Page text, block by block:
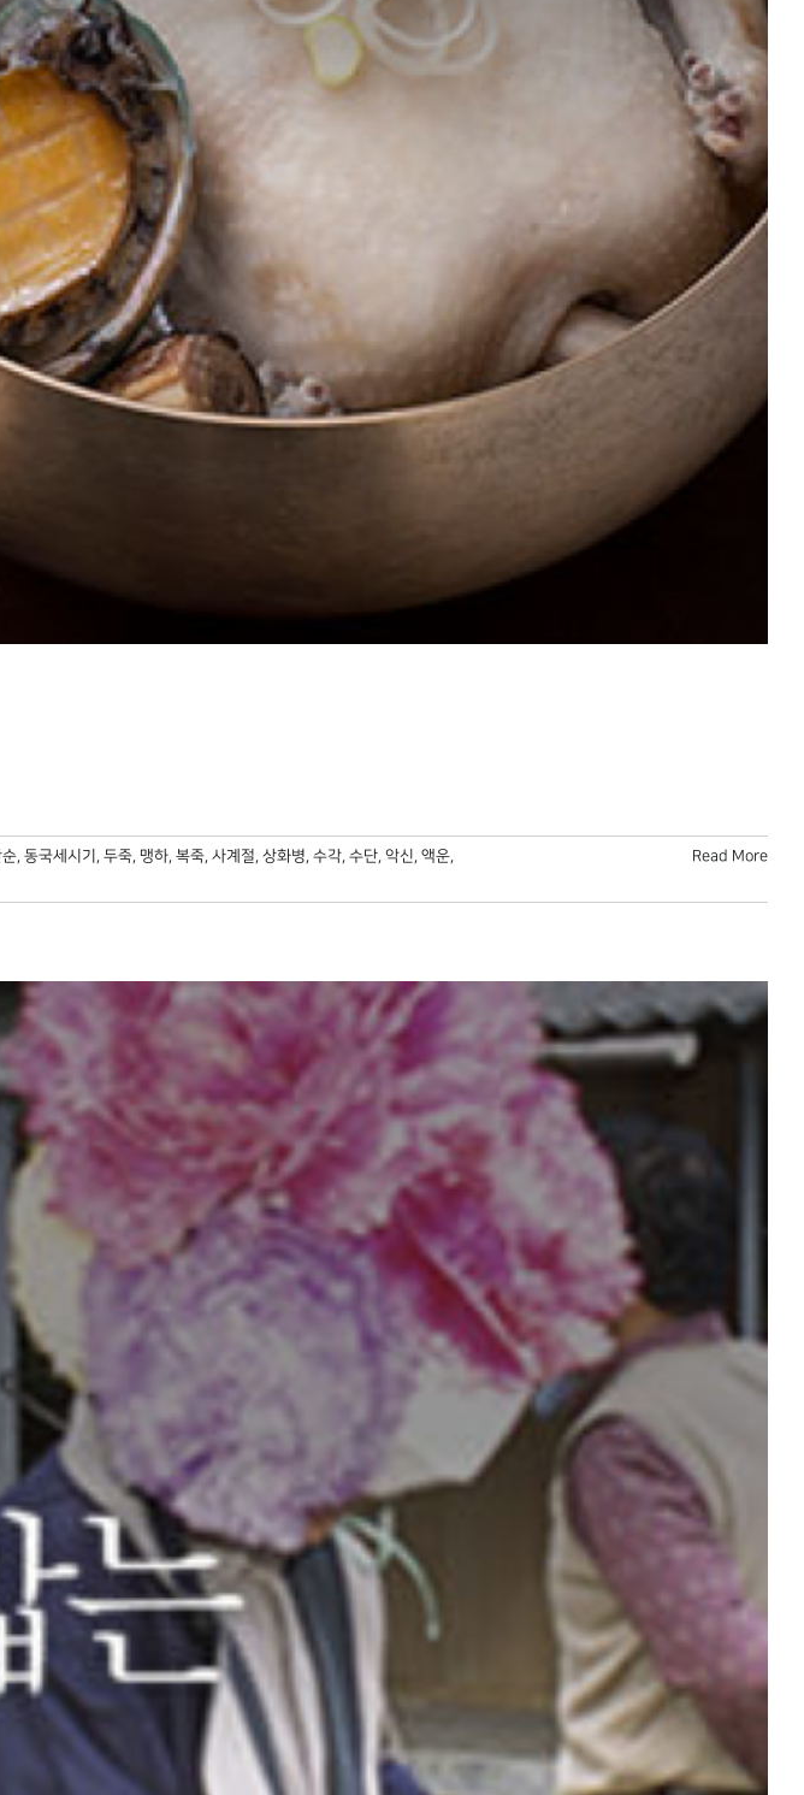
순, 동국세시기 , 두죽, 맹하, 복죽, 사계절, 상화병, 수각, 수단, 악신, 액운,
Read More